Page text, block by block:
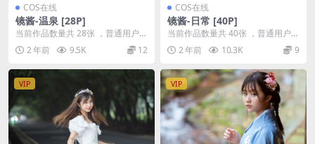
COS在线
镜酱-温泉 [28P]
当前作品数量共 28张 ，普通用户免
费查看前三张；会员全站免费看：
解锁会员权限镜...
2 年前 9.5K 12
COS在线
镜酱-日常 [40P]
当前作品数量共 40张 ，普通用户免
费查看前三张；会员全站免费看：
解锁会员权限镜...
2 年前 10.3K 9
VIP VIP